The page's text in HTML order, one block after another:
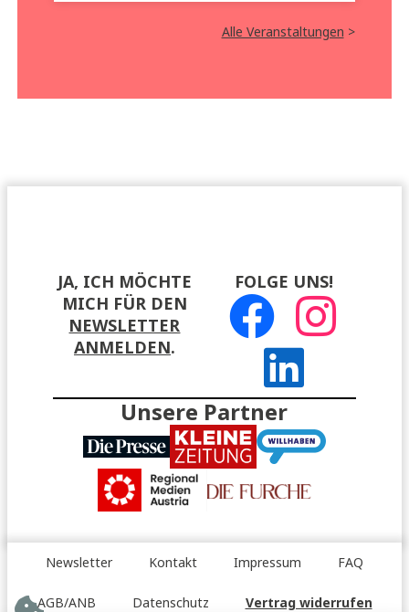
Alle Veranstaltungen >
JA, ICH MÖCHTE
MICH FÜR DEN
NEWSLETTER
ANMELDEN.
FOLGE UNS!
Unsere Partner
Newsletter Kontakt Impressum FAQ
AGB/ANB Datenschutz Vertrag widerrufen